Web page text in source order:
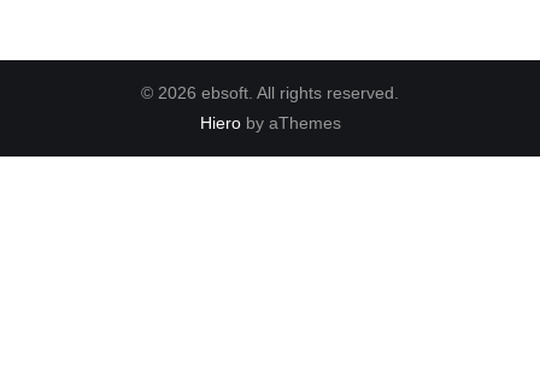
© 2026 ebsoft. All rights reserved.
Hieroby aThemes